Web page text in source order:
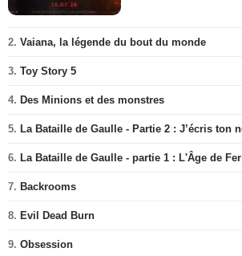
2. Vaiana, la légende du bout du monde
3. Toy Story 5
4. Des Minions et des monstres
5. La Bataille de Gaulle - Partie 2 : J’écris ton
6. La Bataille de Gaulle - partie 1 : L'Âge de Fer
7. Backrooms
8. Evil Dead Burn
9. Obsession